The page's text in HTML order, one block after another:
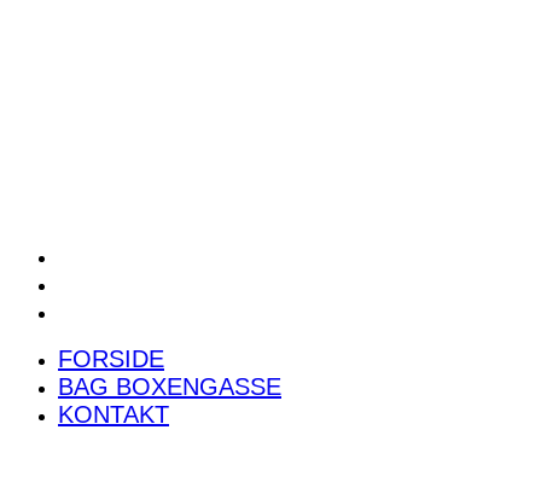
FORSIDE
BAG BOXENGASSE
KONTAKT